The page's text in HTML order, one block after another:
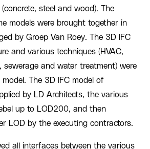
steel and wood). The
models were brought together in
by Groep Van Roey. The 3D IFC
and various techniques (HVAC,
sewerage and water treatment) were
The 3D IFC model of
by LD Architects, the various
up to LOD200, and then
LOD by the executing contractors.
all interfaces between the various